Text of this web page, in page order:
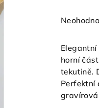
Průměrné
produktu
je
0,0
z
hvězdiček.
horní
tekutině.
Perfektní